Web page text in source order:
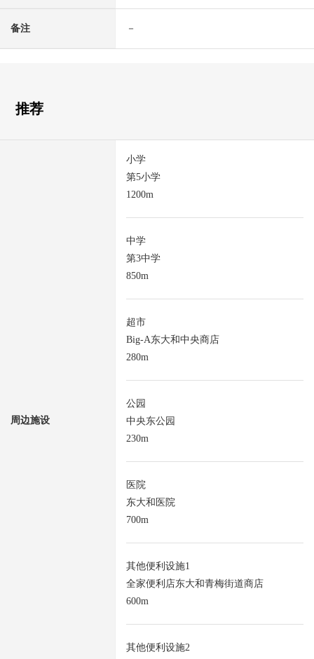
备注 －
推荐
周边施设
小学
第5小学
1200m
中学
第3中学
850m
超市
Big-A东大和中央商店
280m
公园
中央东公园
230m
医院
东大和医院
700m
其他便利设施1
全家便利店东大和青梅街道商店
600m
其他便利设施2